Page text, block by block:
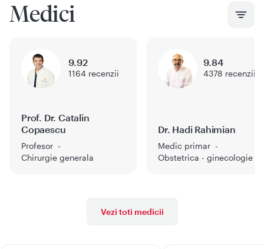
Medici
Prof. Dr. Catalin
Copaescu
Profesor
Chirurgie generala
9.92
1164 recenzii
Dr. Hadi Rahimian
Medic primar
Obstetrica - ginecologie
9.84
4378 recenzii
Vezi toti medicii